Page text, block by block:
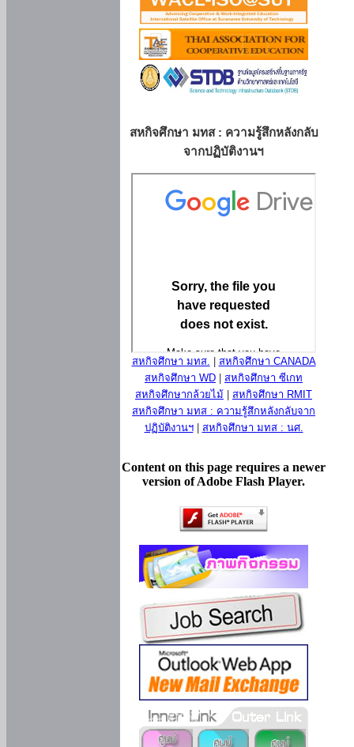
สหกิจศึกษา มทส : ความรู้สึกหลังกลับ
จากปฏิบัติงานฯ
สหกิจศึกษา มทส.
สหกิจศึกษา CANADA
สหกิจศึกษา WD
สหกิจศึกษา ซีเกท
สหกิจศึกษากล้วยไม้
สหกิจศึกษา RMIT
สหกิจศึกษา มทส : ความรู้สึกหลังกลับจาก
ปฏิบัติงานฯ| สหกิจศึกษา มทส : นศ.
Content on this page requires a newer
version of Adobe Flash Player.